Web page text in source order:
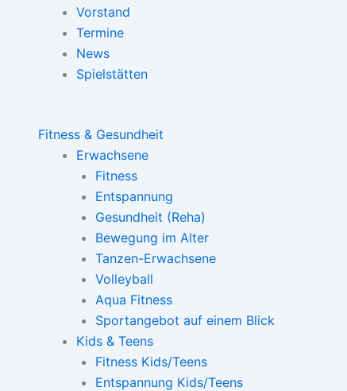
Vorstand
Termine
News
Spielstätten
Fitness & Gesundheit
Erwachsene
Fitness
Entspannung
Gesundheit (Reha)
Bewegung im Alter
Tanzen-Erwachsene
Volleyball
Aqua Fitness
Sportangebot auf einem Blick
Kids & Teens
Fitness Kids/Teens
Entspannung Kids/Teens